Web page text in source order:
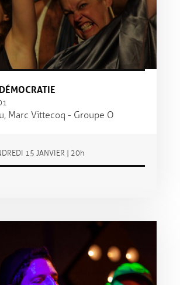
Marc Vittecoq - Groupe O
15 JANVIER | 20h